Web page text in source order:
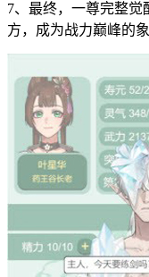
7、最终，一尊完整觉
方，成为战力巅峰的象